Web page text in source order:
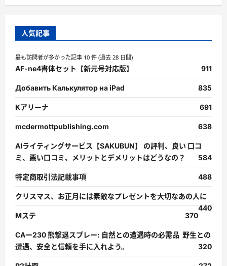
人気記事
最も訪問者が多かった記事 10 件 (過去 28 日間)
AF-ne4書体セット【新元号対応版】 911
Добавить Калькулятор на iPad 835
Kアリーナ 691
mcdermottpublishing.com 638
AIライティングサービス【SAKUBUN】 の評判、良い 口コ
ミ、悪い口コミ、メリットとデメリットはどうなの？
584
特定商取引法記載事項 488
クリスマス、お正月には素敵なプレゼントを大切なあの人に
440
Mステ
370
CAー230 熊撃退スプレー: 自然との遭遇時の必需品 野生との
遭遇、安全と信頼を手に入れよう。
320